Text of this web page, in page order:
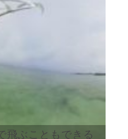
飛ぶこともできる